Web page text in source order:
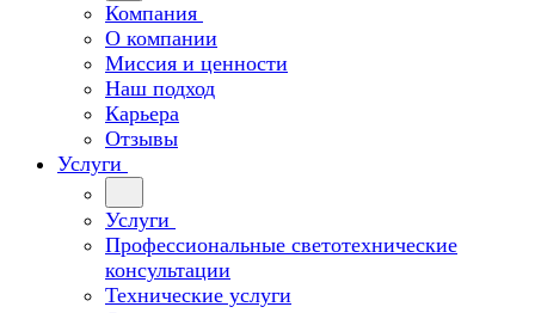
Компания
О компании
Миссия и ценности
Наш подход
Карьера
Отзывы
Услуги
Услуги
Профессиональные светотехнические
консультации
Технические услуги